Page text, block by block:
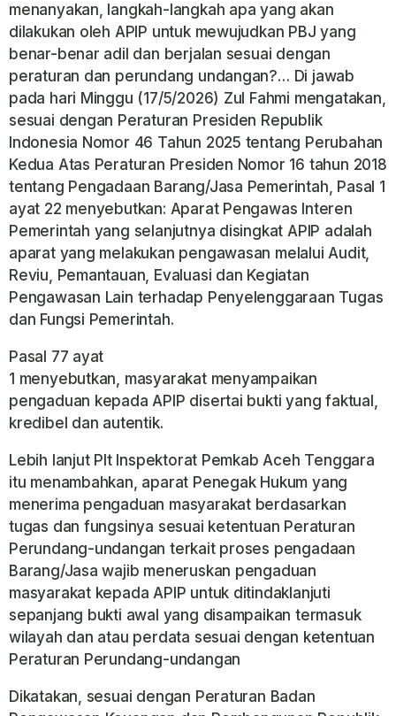
menanyakan, langkah-langkah apa yang akan
dilakukan oleh APIP untuk mewujudkan PBJ yang
benar-benar adil dan berjalan sesuai dengan
peraturan dan perundang undangan?… Di jawab
pada hari Minggu (17/5/2026) Zul Fahmi mengatakan,
sesuai dengan Peraturan Presiden Republik
Indonesia Nomor 46 Tahun 2025 tentang Perubahan
Kedua Atas Peraturan Presiden Nomor 16 tahun 2018
tentang Pengadaan Barang/Jasa Pemerintah, Pasal 1
ayat 22 menyebutkan: Aparat Pengawas Interen
Pemerintah yang selanjutnya disingkat APIP adalah
aparat yang melakukan pengawasan melalui Audit,
Reviu, Pemantauan, Evaluasi dan Kegiatan
Pengawasan Lain terhadap Penyelenggaraan Tugas
dan Fungsi Pemerintah.
Pasal 77 ayat
1 menyebutkan, masyarakat menyampaikan
pengaduan kepada APIP disertai bukti yang faktual,
kredibel dan autentik.
Lebih lanjut Plt Inspektorat Pemkab Aceh Tenggara
itu menambahkan, aparat Penegak Hukum yang
menerima pengaduan masyarakat berdasarkan
tugas dan fungsinya sesuai ketentuan Peraturan
Perundang-undangan terkait proses pengadaan
Barang/Jasa wajib meneruskan pengaduan
masyarakat kepada APIP untuk ditindaklanjuti
sepanjang bukti awal yang disampaikan termasuk
wilayah dan atau perdata sesuai dengan ketentuan
Peraturan Perundang-undangan
Dikatakan, sesuai dengan Peraturan Badan